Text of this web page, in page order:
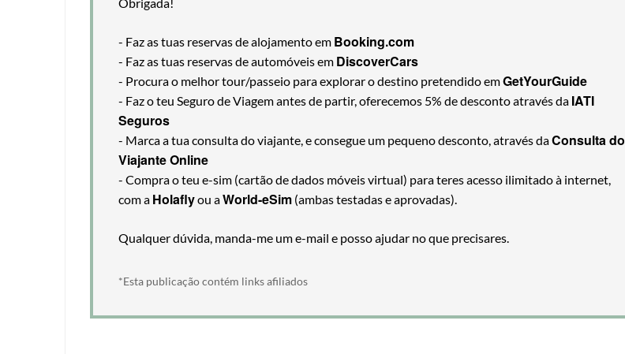
- Faz as tuas reservas de alojamento em Booking.com
- Faz as tuas reservas de automóveis em DiscoverCars
- Procura o melhor tour/passeio para explorar o destino pretendido emGetYourGuide
- Faz o teu Seguro de Viagem antes de partir, oferecemos 5% de desconto através da IATI
Seguros
- Marca a tua consulta do viajante, e consegue um pequeno desconto, através daConsulta do
Viajante Online
- Compra o teu e-sim (cartão de dados móveis virtual) para teres acesso ilimitado à internet,
com a Holaflyou aWorld-eSim (ambas testadas e aprovadas).
Qualquer dúvida, manda-me um e-mail e posso ajudar no que precisares.
*Esta publicação contém links afiliados